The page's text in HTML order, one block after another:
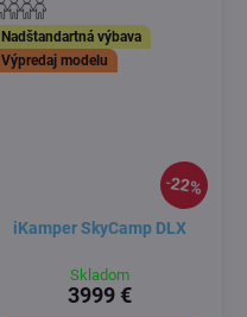
22%
Nadštandartná výbava
Výpredaj modelu
iKamper SkyCamp DLX
Skladom
3999 €